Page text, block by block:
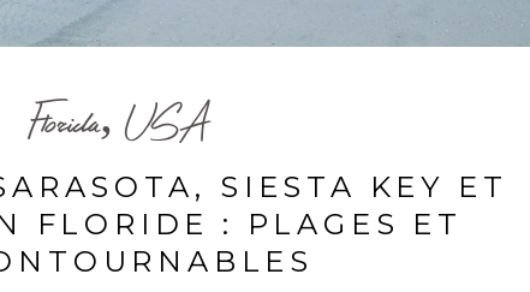
Florida, USA
SIESTA KEY ET
FLORIDE : PLAGES ET